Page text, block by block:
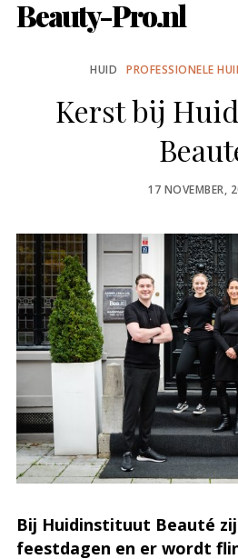
Beauty-Pro.nl
HUID PROFESSIONELE
Kerst bij
POSTED
17 NOVEMBER,
Bij Huidinstituut Beauté
feestdagen en er wordt